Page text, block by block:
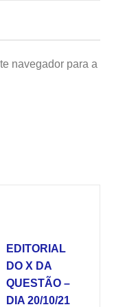
navegador para a
EDITORIAL
DO X DA
QUESTÃO –
DIA 20/10/21